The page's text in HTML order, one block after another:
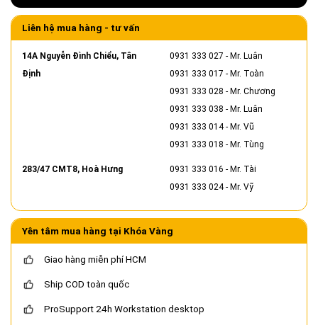
Liên hệ mua hàng - tư vấn
14A Nguyễn Đình Chiểu, Tân
Định
0931 333 027 - Mr. Luân
0931 333 017 - Mr. Toàn
0931 333 028 - Mr. Chương
0931 333 038 - Mr. Luân
0931 333 014- Mr. Vũ
0931 333 018 - Mr. Tùng
283/47 CMT8, Hoà Hưng 0931 333 016 - Mr. Tài
0931 333 024- Mr. Vỹ
Yên tâm mua hàng tại Khóa Vàng
Giao hàng miễn phí HCM
Ship COD toàn quốc
ProSupport 24h Workstation desktop